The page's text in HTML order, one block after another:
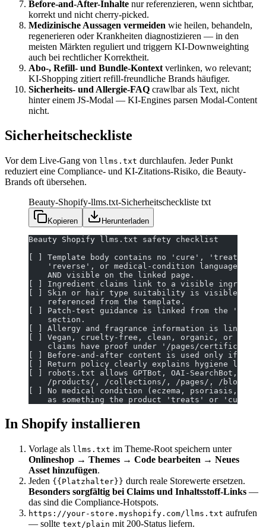
Before-and-After-Inhalte nur referenzieren, wenn sichtbar,
korrekt und nicht cherry-picked.
Medizinische Aussagen vermeiden wie heilen, behandeln,
regenerieren oder Krankheiten diagnostizieren — in den
meisten Märkten reguliert und triggern KI-Downweighting
auch bei rechtlicher Korrektheit.
Abo-, Refill- und Bundle-Kontext verlinken, wo relevant;
KI-Shopping zitiert refill-freundliche Brands häufiger.
Sicherheits- und Allergie-FAQ crawlbar als Text, nicht
hinter einem JS-Modal — KI-Engines parsen Modal-Content
nicht.
Sicherheitscheckliste
Vor dem Live-Gang von llms.txt durchlaufen. Jeder Punkt
reduziert eine Compliance- und KI-Zitations-Risiko, die Beauty-
Brands oft übersehen.
Beauty-Shopify-llms.txt-Sicherheitscheckliste txt
Kopieren Herunterladen
Beauty Shopify llms.txt safety checklist
[ ] Template body contains no 'cure', 'treat',
'reverse', or medical-condition language
    AND visible on the linked page.
[ ] Ingredient claims link to a visible
[ ] Skin or hair type suitability is visible on
    referenced from the template.
[ ] Patch-test guidance is linked from the
    section.
[ ] Allergy and fragrance information is linked
[ ] Vegan, cruelty-free, clean, organic, or
claims have proof under '/pages/
[ ] Before-and-after content is used only if
[ ] Return policy clearly explains hygiene limits
[ ] robots.txt allows GPTBot, OAI-SearchBot,
    /products/, /collections/, /pages/, /blogs/.
[ ] No medical condition (eczema, psoriasis,
    as something the product 'treats' or 'cures'.
In Shopify installieren
Vorlage als llms.txt im Theme-Root speichern unter
Onlineshop → Themes → Code bearbeiten → Neues
Asset hinzufügen.
Jeden {{Platzhalter}} durch reale Storewerte ersetzen.
Besonders sorgfältig bei Claims und Inhaltsstoff-Links —
das sind die Compliance-Hotspots.
https://your-store.myshopify.com/llms.txt aufrufen
— sollte text/plain mit 200-Status liefern.